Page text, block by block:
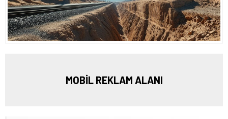
MOBİL REKLAM ALANI